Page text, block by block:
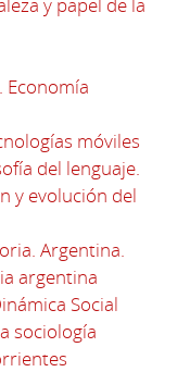
Economía
móviles
del lenguaje.
y evolución del
Argentina.
argentina
Social
sociología